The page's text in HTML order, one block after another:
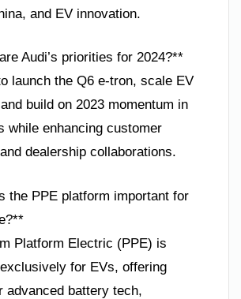
and EV innovation.
Audi’s priorities for 2024?**
launch the Q6 e-tron, scale EV
build on 2023 momentum in
while enhancing customer
dealership collaborations.
the PPE platform important for
Platform Electric (PPE) is
for EVs, offering
advanced battery tech,